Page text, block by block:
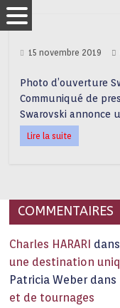
15 novembre 2019
Photo d’ouverture
Communiqué de
Swarovski annonce
Lire la suite
COMMENTAIRES
Charles HARARI dans
une destination
Patricia Weber dans
et de tournages